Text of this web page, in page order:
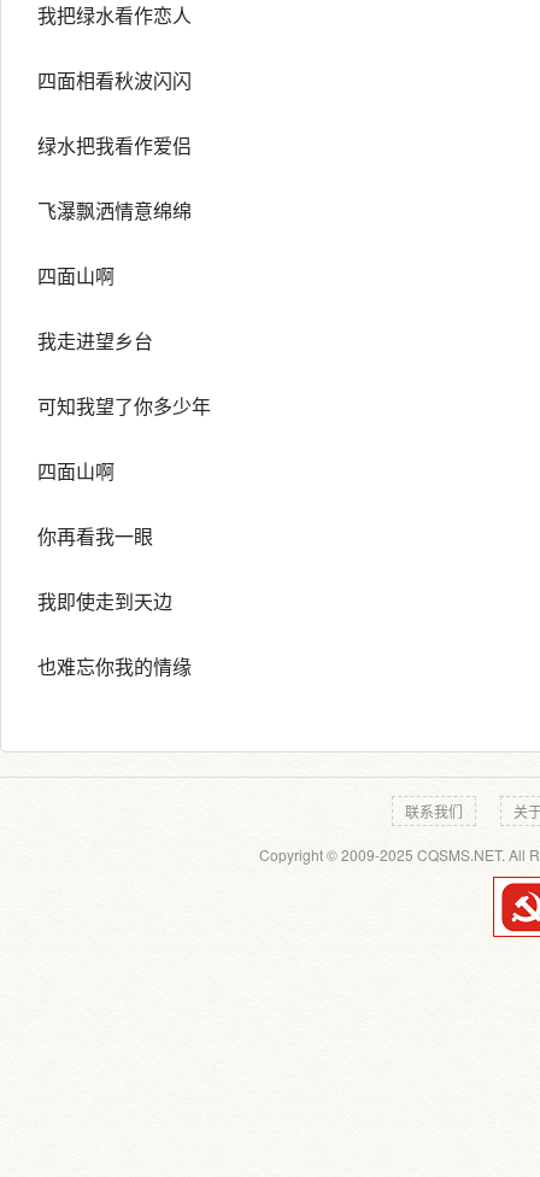
我把绿水看作恋人
四面相看秋波闪闪
绿水把我看作爱侣
飞瀑飘洒情意绵绵
四面山啊
我走进望乡台
可知我望了你多少年
四面山啊
你再看我一眼
我即使走到天边
也难忘你我的情缘
联系我们 关
Copyright © 2009-2025 CQSMS.NET. All